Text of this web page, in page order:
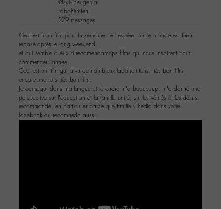
@sylviaeugenia
Labohémien
279 messages
Ceci est mon film pour la semaine, je l’espère tout le monde est bien
reposé après le long week-end.
et qui semble à eux si recomendamops films qui nous inspirent pour
commencer l’année.
Ceci est un film qui a vu de nombreux labohemiens, très bon film,
encore une fois très bon film.
Je consegui dans ma langue et le cadre m’a beaucoup, m’a donné une
perspective sur l’éducation et la famille unité, sur les vérités et les désirs.
recommandé, en particulier parce que Emilie Chedid dans votre
facebook du recomnedo aussi.